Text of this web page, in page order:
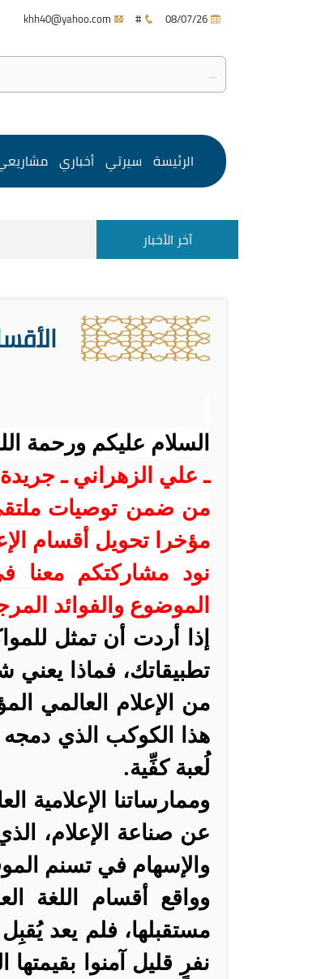
#
الرئيسة سيرتي أخباري
آخر الأخبار
السلام عليكم ورحمة
ـ علي الزهراني ـ جريدة
من ضمن توصيات ملتقى
مؤخرا تحويل أقسام
نود مشاركتكم معنا
الموضوع والفوائد
إذا أردت أن تمثل
تطبيقاتك، فماذا
من الإعلام العالمي
هذا الكوكب الذي دمجه
لُعبة كفِّية.
وممارساتنا الإعلامية
عن صناعة الإعلام،
والإسهام في تسنم
وواقع أقسام اللغة
مستقبلها، فلم يعد
نفرٍ قليل آمنوا